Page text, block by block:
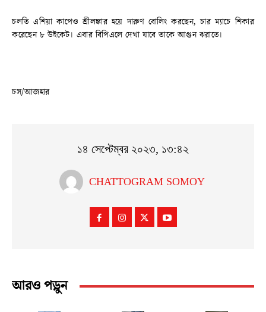
চলতি এশিয়া কাপেও শ্রীলঙ্কার হয়ে দারুণ বোলিং করছেন, চার ম্যাচে শিকার
করেছেন ৮ উইকেট। এবার বিপিএলে দেখা যাবে তাকে আগুন ঝরাতে।
চস/আজহার
১৪ সেপ্টেম্বর ২০২৩, ১৩:৪২
CHATTOGRAM SOMOY
আরও পড়ুন